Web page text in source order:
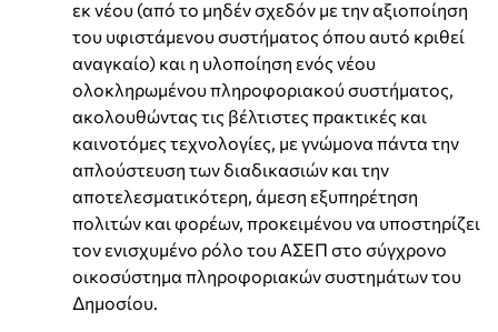
εκ νέου (από το μηδέν σχεδόν με την αξιοποίηση
του υφιστάμενου συστήματος όπου αυτό κριθεί
αναγκαίο) και η υλοποίηση ενός νέου
ολοκληρωμένου πληροφοριακού συστήματος,
ακολουθώντας τις βέλτιστες πρακτικές και
καινοτόμες τεχνολογίες, με γνώμονα πάντα την
απλούστευση των διαδικασιών και την
αποτελεσματικότερη, άμεση εξυπηρέτηση
πολιτών και φορέων, προκειμένου να υποστηρίζει
τον ενισχυμένο ρόλο του ΑΣΕΠ στο σύγχρονο
οικοσύστημα πληροφοριακών συστημάτων του
Δημοσίου.